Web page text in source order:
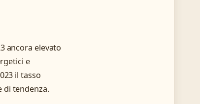
ancora elevato
e
il tasso
di tendenza.